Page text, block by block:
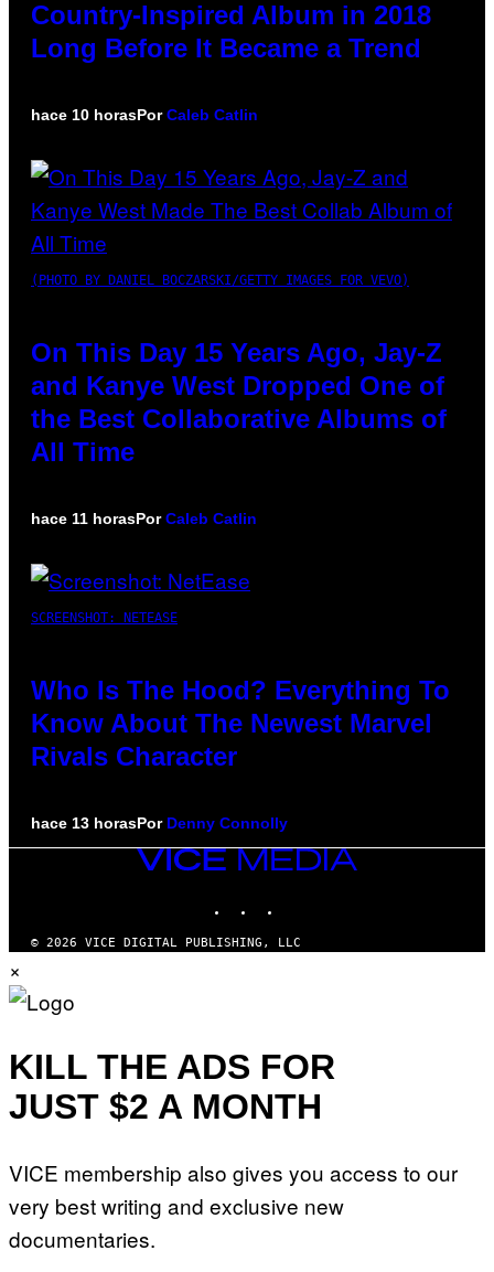
Country-Inspired Album in 2018
Long Before It Became a Trend
hace 10 horasPorCaleb Catlin
(PHOTO BY DANIEL BOCZARSKI/GETTY IMAGES FOR VEVO)
On This Day 15 Years Ago, Jay-Z
and Kanye West Dropped One of
the Best Collaborative Albums of
All Time
hace 11 horasPorCaleb Catlin
SCREENSHOT: NETEASE
Who Is The Hood? Everything To
Know About The Newest Marvel
Rivals Character
hace 13 horasPor Denny Connolly
VICE
MEDIA
© 2026 VICE DIGITAL PUBLISHING, LLC
×
KILL THE ADS FOR
JUST $2 A MONTH
VICE membership also gives you access to our
very best writing and exclusive new
documentaries.